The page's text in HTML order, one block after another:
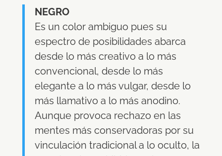
NEGRO
Es un color ambiguo pues su
espectro de posibilidades abarca
desde lo más creativo a lo más
convencional, desde lo más
elegante a lo más vulgar, desde lo
más llamativo a lo más anodino.
Aunque provoca rechazo en las
mentes más conservadoras por su
vinculación tradicional a lo oculto, la